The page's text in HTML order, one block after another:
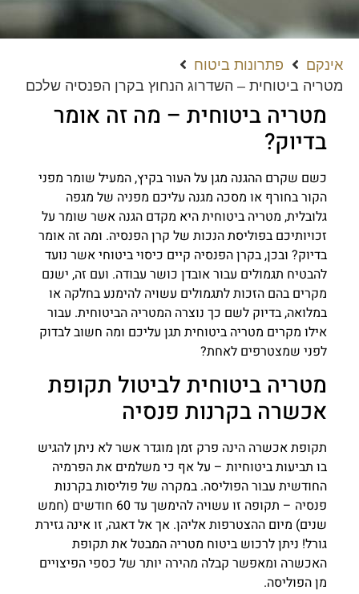
אינקם
פתרונות ביטוח
מטריה ביטוחית – השדרוג הנחוץ בקרן הפנסיה שלכם
מטריה ביטוחית – מה זה אומר
בדיוק?
כשם שקרם ההגנה מגן על העור בקיץ, המעיל שומר מפני
הקור בחורף או מסכה מגנה עליכם מפניה של מגפה
גלובלית, מטריה ביטוחית היא מקדם הגנה אשר שומר על
זכויותיכם בפוליסת הנכות של קרן הפנסיה. ומה זה אומר
בדיוק? ובכן, בקרן הפנסיה קיים כיסוי ביטוחי אשר נועד
להבטיח תגמולים עבור אובדן כושר עבודה. ועם זה, ישנם
מקרים בהם הזכות לתגמולים עשויה להימנע בחלקה או
במלואה, בדיוק לשם כך נוצרה המטריה הביטוחית. עבור
אילו מקרים מטריה ביטוחית תגן עליכם ומה חשוב לבדוק
לפני שמצטרפים לאחת?
מטריה ביטוחית לביטול תקופת
אכשרה בקרנות פנסיה
תקופת אכשרה הינה פרק זמן מוגדר אשר לא ניתן להגיש
בו תביעות ביטוחיות – על אף כי משלמים את הפרמיה
החודשית עבור הפוליסה. במקרה של פוליסות בקרנות
פנסיה – תקופה זו עשויה להימשך עד 60 חודשים (חמש
שנים) מיום ההצטרפות אליהן. אך אל דאגה, זו אינה גזירת
גורל! ניתן לרכוש ביטוח מטריה המבטל את תקופת
האכשרה ומאפשר קבלה מהירה יותר של כספי הפיצויים
מן הפוליסה.